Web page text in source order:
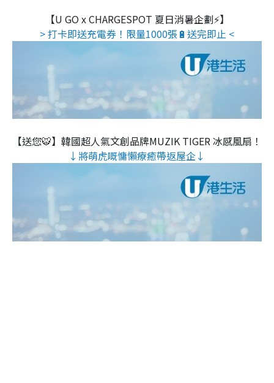
【U GO x CHARGESPOT 夏日消暑企劃⚡】
> 打卡即送充電券！限量1000張🔋送完即止 <
【送您🐯】韓國超人氣文創品牌MUZIK TIGER 冰感風扇！
↓將萌虎嘅慵懶療癒帶返屋企↓